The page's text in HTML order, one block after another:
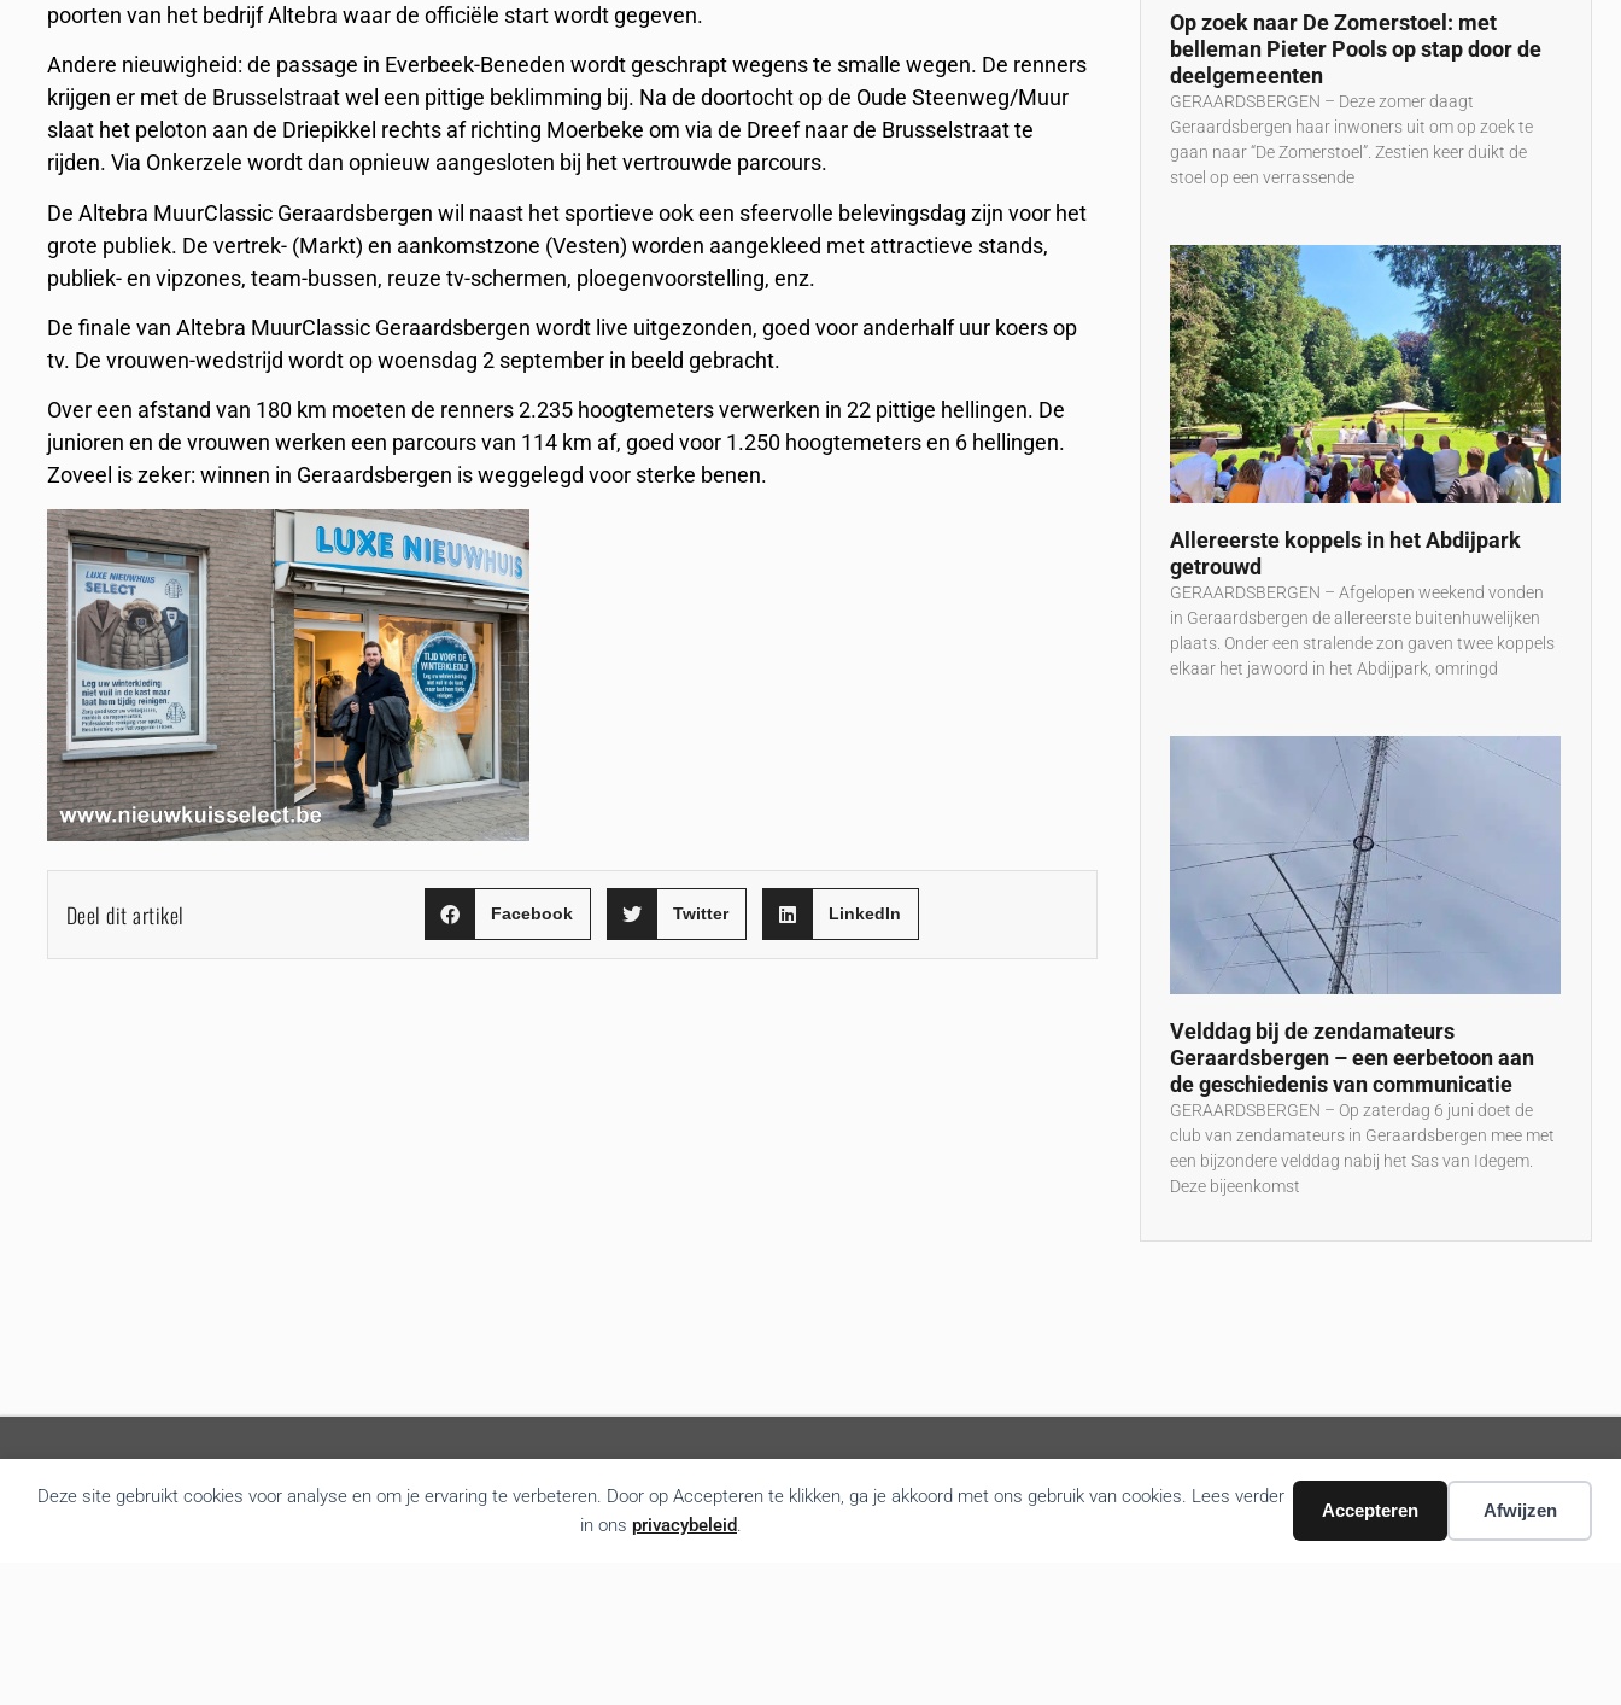
Deze site gebruikt cookies voor analyse en om je ervaring te verbeteren. Door op Accepteren te klikken, ga je akkoord met ons gebruik van cookies. Lees verder
in ons privacybeleid.
Accepteren Afwijzen
poorten van het bedrijf Altebra waar de officiële start wordt gegeven.
Andere nieuwigheid: de passage in Everbeek-Beneden wordt geschrapt wegens te smalle wegen. De renners
krijgen er met de Brusselstraat wel een pittige beklimming bij. Na de doortocht op de Oude Steenweg/Muur
slaat het peloton aan de Driepikkel rechts af richting Moerbeke om via de Dreef naar de Brusselstraat te
rijden. Via Onkerzele wordt dan opnieuw aangesloten bij het vertrouwde parcours.
De Altebra MuurClassic Geraardsbergen wil naast het sportieve ook een sfeervolle belevingsdag zijn voor het
grote publiek. De vertrek- (Markt) en aankomstzone (Vesten) worden aangekleed met attractieve stands,
publiek- en vipzones, team-bussen, reuze tv-schermen, ploegenvoorstelling, enz.
De finale van Altebra MuurClassic Geraardsbergen wordt live uitgezonden, goed voor anderhalf uur koers op
tv. De vrouwen-wedstrijd wordt op woensdag 2 september in beeld gebracht.
Over een afstand van 180 km moeten de renners 2.235 hoogtemeters verwerken in 22 pittige hellingen. De
junioren en de vrouwen werken een parcours van 114 km af, goed voor 1.250 hoogtemeters en 6 hellingen.
Zoveel is zeker: winnen in Geraardsbergen is weggelegd voor sterke benen.
Deel dit artikel Facebook Twitter LinkedIn
Op zoek naar De Zomerstoel: met
belleman Pieter Pools op stap door de
deelgemeenten
GERAARDSBERGEN – Deze zomer daagt
Geraardsbergen haar inwoners uit om op zoek te
gaan naar “De Zomerstoel”. Zestien keer duikt de
stoel op een verrassende
Allereerste koppels in het Abdijpark
getrouwd
GERAARDSBERGEN – Afgelopen weekend vonden
in Geraardsbergen de allereerste buitenhuwelijken
plaats. Onder een stralende zon gaven twee koppels
elkaar het jawoord in het Abdijpark, omringd
Velddag bij de zendamateurs
Geraardsbergen – een eerbetoon aan
de geschiedenis van communicatie
GERAARDSBERGEN – Op zaterdag 6 juni doet de
club van zendamateurs in Geraardsbergen mee met
een bijzondere velddag nabij het Sas van Idegem.
Deze bijeenkomst
Over BRU